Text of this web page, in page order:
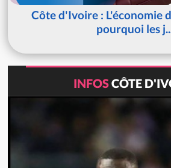
Côte d'Ivoire : L'économie
pourquoi les
INFOSCÔTE